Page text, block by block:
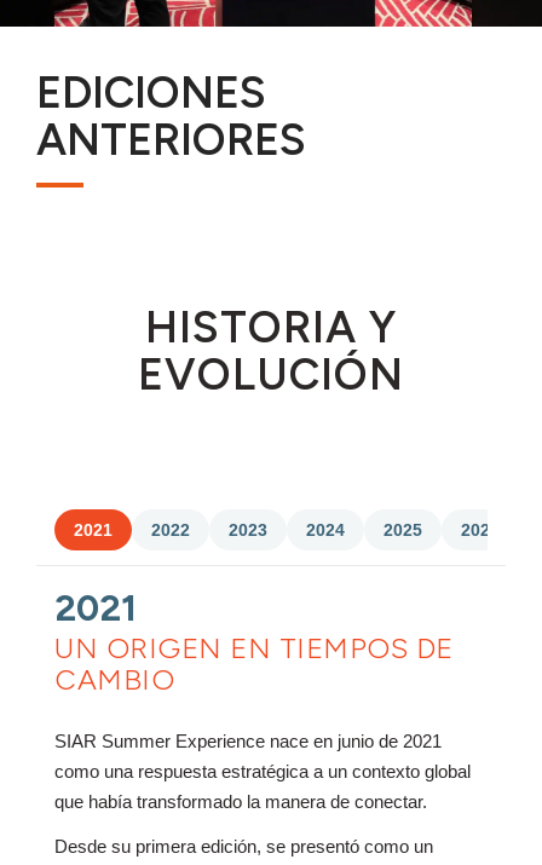
EDICIONES
ANTERIORES
HISTORIA Y
EVOLUCIÓN
2021 2022 2023 2024 2025 2026
2021
UN ORIGEN EN TIEMPOS DE
CAMBIO
SIAR Summer Experience nace en junio de 2021
como una respuesta estratégica a un contexto global
que había transformado la manera de conectar.
Desde su primera edición, se presentó como un